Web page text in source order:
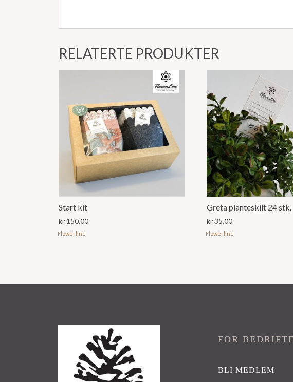
RELATERTE PRODUKTER
Start kit
kr 150,00
Flowerline
Greta planteskilt 24 stk.
kr35,00
Flowerline
FOR
BLI MEDLEM